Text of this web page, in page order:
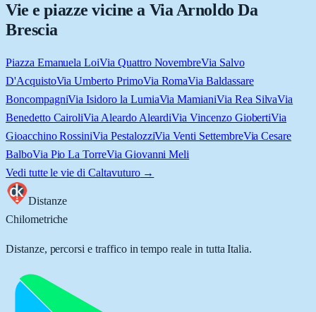
Vie e piazze vicine a Via Arnoldo Da
Brescia
Piazza Emanuela LoiVia Quattro NovembreVia Salvo
D'AcquistoVia Umberto PrimoVia RomaVia Baldassare
BoncompagniVia Isidoro la LumiaVia MamianiVia Rea SilvaVia
Benedetto CairoliVia Aleardo AleardiVia Vincenzo GiobertiVia
Gioacchino RossiniVia PestalozziVia Venti SettembreVia Cesare
BalboVia Pio La TorreVia Giovanni Meli
Vedi tutte le vie di Caltavuturo→
Distanze
Chilometriche
Distanze, percorsi e traffico in tempo reale in tutta Italia.